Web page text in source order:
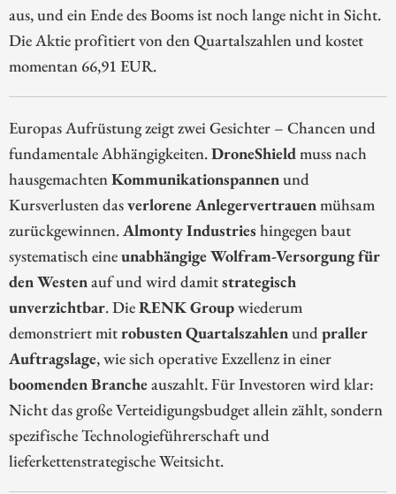
aus, und ein Ende des Booms ist noch lange nicht in Sicht.
Die Aktie profitiert von den Quartalszahlen und kostet
momentan 66,91 EUR.
Europas Aufrüstung zeigt zwei Gesichter – Chancen und
fundamentale Abhängigkeiten.DroneShieldmuss nach
hausgemachtenKommunikationspannenund
Kursverlusten dasverlorene Anlegervertrauenmühsam
zurückgewinnen.Almonty Industries hingegen baut
systematisch eineunabhängige Wolfram-Versorgung für
den Westenauf und wird damitstrategisch
unverzichtbar. DieRENK Groupwiederum
demonstriert mitrobusten Quartalszahlenundpraller
Auftragslage, wie sich operative Exzellenz in einer
boomenden Brancheauszahlt. Für Investoren wird klar:
Nicht das große Verteidigungsbudget allein zählt, sondern
spezifische Technologieführerschaft und
lieferkettenstrategische Weitsicht.